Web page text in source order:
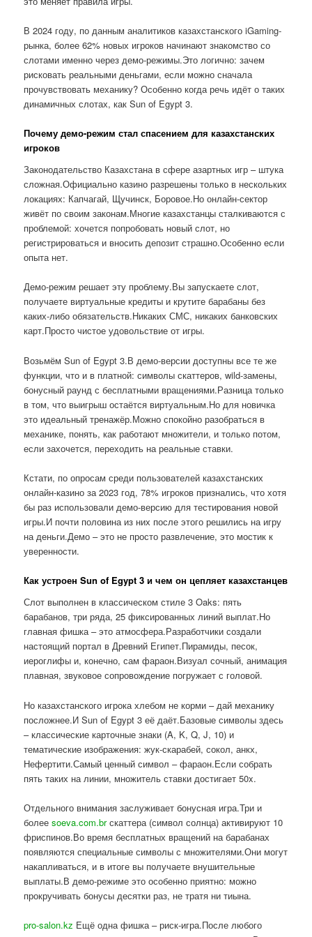
В 2024 году, по данным аналитиков казахстанского iGaming-
рынка, более 62% новых игроков начинают знакомство со
слотами именно через демо-режимы.Это логично: зачем
рисковать реальными деньгами, если можно сначала
прочувствовать механику? Особенно когда речь идёт о таких
динамичных слотах, как Sun of Egypt 3.
Почему демо-режим стал спасением для казахстанских
игроков
Законодательство Казахстана в сфере азартных игр – штука
сложная.Официально казино разрешены только в нескольких
локациях: Капчагай, Щучинск, Боровое.Но онлайн-сектор
живёт по своим законам.Многие казахстанцы сталкиваются с
проблемой: хочется попробовать новый слот, но
регистрироваться и вносить депозит страшно.Особенно если
опыта нет.
Демо-режим решает эту проблему.Вы запускаете слот,
получаете виртуальные кредиты и крутите барабаны без
каких-либо обязательств.Никаких СМС, никаких банковских
карт.Просто чистое удовольствие от игры.
Возьмём Sun of Egypt 3.В демо-версии доступны все те же
функции, что и в платной: символы скаттеров, wild-замены,
бонусный раунд с бесплатными вращениями.Разница только
в том, что выигрыш остаётся виртуальным.Но для новичка
это идеальный тренажёр.Можно спокойно разобраться в
механике, понять, как работают множители, и только потом,
если захочется, переходить на реальные ставки.
Кстати, по опросам среди пользователей казахстанских
онлайн-казино за 2023 год, 78% игроков признались, что хотя
бы раз использовали демо-версию для тестирования новой
игры.И почти половина из них после этого решились на игру
на деньги.Демо – это не просто развлечение, это мостик к
уверенности.
Как устроен Sun of Egypt 3 и чем он цепляет казахстанцев
Слот выполнен в классическом стиле 3 Oaks: пять
барабанов, три ряда, 25 фиксированных линий выплат.Но
главная фишка – это атмосфера.Разработчики создали
настоящий портал в Древний Египет.Пирамиды, песок,
иероглифы и, конечно, сам фараон.Визуал сочный, анимация
плавная, звуковое сопровождение погружает с головой.
Но казахстанского игрока хлебом не корми – дай механику
посложнее.И Sun of Egypt 3 её даёт.Базовые символы здесь
– классические карточные знаки (A, K, Q, J, 10) и
тематические изображения: жук-скарабей, сокол, анкх,
Нефертити.Самый ценный символ – фараон.Если собрать
пять таких на линии, множитель ставки достигает 50x.
Отдельного внимания заслуживает бонусная игра.Три и
болееsoeva.com.brскаттера (символ солнца) активируют 10
фриспинов.Во время бесплатных вращений на барабанах
появляются специальные символы с множителями.Они могут
накапливаться, и в итоге вы получаете внушительные
выплаты.В демо-режиме это особенно приятно: можно
прокручивать бонусы десятки раз, не тратя ни тиына.
pro-salon.kz Ещё одна фишка – риск-игра.После любого